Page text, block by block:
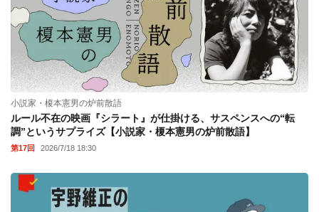
小説家・榎本憲男の炉前散語
ルール不在の映画『シラート』が仕掛ける、サスペンスへの“転
調”というサプライズ【小説家・榎本憲男の炉前散語】
第17回 2026/7/18 18:30